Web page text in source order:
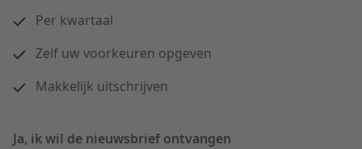
Per kwartaal
Zelf uw voorkeuren opgeven
Makkelijk uitschrijven
Ja, ik wil de nieuwsbrief ontvangen